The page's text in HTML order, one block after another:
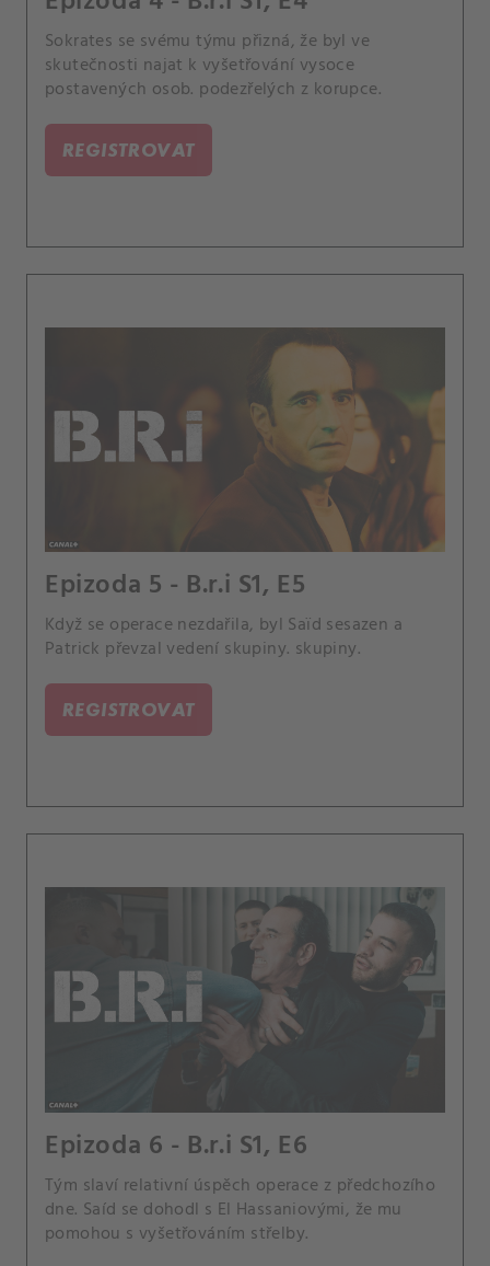
Sokrates se svému týmu přizná, že byl ve
skutečnosti najat k vyšetřování vysoce
postavených osob. podezřelých z korupce.
REGISTROVAT
Epizoda 5 - B.r.i S1, E5
Když se operace nezdařila, byl Saïd sesazen a
Patrick převzal vedení skupiny. skupiny.
REGISTROVAT
Epizoda 6 - B.r.i S1, E6
Tým slaví relativní úspěch operace z předchozího
dne. Saíd se dohodl s El Hassaniovými, že mu
pomohou s vyšetřováním střelby.